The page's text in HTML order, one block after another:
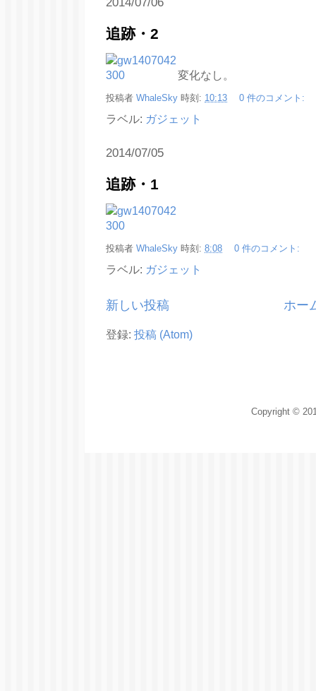
追跡・2
変化なし。
投稿者 WhaleSky 時刻: 10:13 0 件のコメント:
ラベル: ガジェット
2014/07/05
追跡・1
投稿者 WhaleSky 時刻: 8:08 0 件のコメント:
ラベル: ガジェット
新しい投稿 ホー
登録: 投稿 (Atom)
Copyright ©